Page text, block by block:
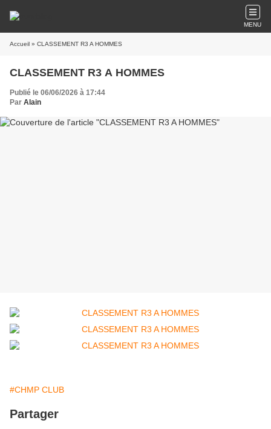
MENU
Accueil » CLASSEMENT R3 A HOMMES
CLASSEMENT R3 A HOMMES
Publié le 06/06/2026 à 17:44
Par Alain
#CHMP CLUB
Partager